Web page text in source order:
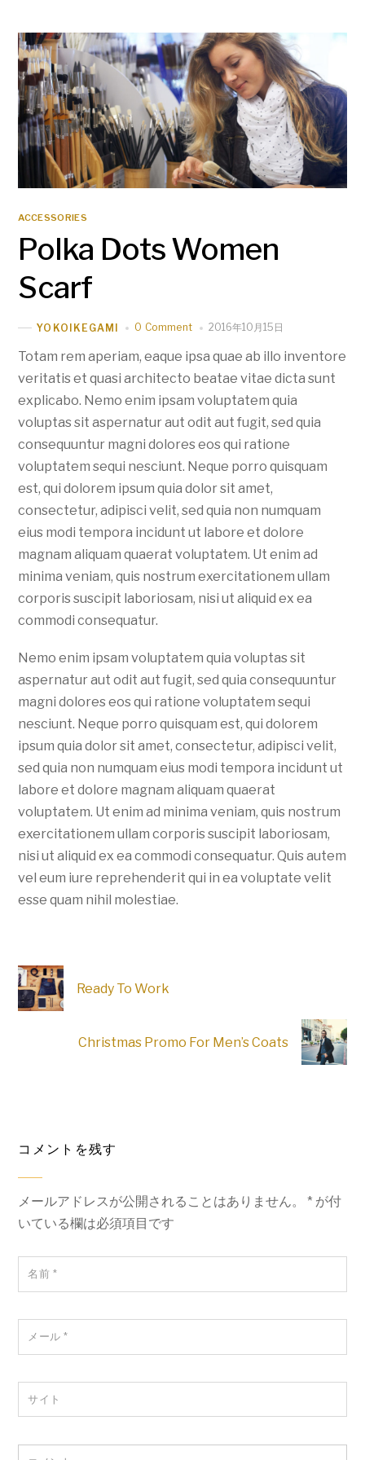
ACCESSORIES
Polka Dots Women
Scarf
YOKOIKEGAMI 0 Comment 2016年10月15日
Totam rem aperiam, eaque ipsa quae ab illo inventore
veritatis et quasi architecto beatae vitae dicta sunt
explicabo. Nemo enim ipsam voluptatem quia
voluptas sit aspernatur aut odit aut fugit, sed quia
consequuntur magni dolores eos qui ratione
voluptatem sequi nesciunt. Neque porro quisquam
est, qui dolorem ipsum quia dolor sit amet,
consectetur, adipisci velit, sed quia non numquam
eius modi tempora incidunt ut labore et dolore
magnam aliquam quaerat voluptatem. Ut enim ad
minima veniam, quis nostrum exercitationem ullam
corporis suscipit laboriosam, nisi ut aliquid ex ea
commodi consequatur.
Nemo enim ipsam voluptatem quia voluptas sit
aspernatur aut odit aut fugit, sed quia consequuntur
magni dolores eos qui ratione voluptatem sequi
nesciunt. Neque porro quisquam est, qui dolorem
ipsum quia dolor sit amet, consectetur, adipisci velit,
sed quia non numquam eius modi tempora incidunt ut
labore et dolore magnam aliquam quaerat
voluptatem. Ut enim ad minima veniam, quis nostrum
exercitationem ullam corporis suscipit laboriosam,
nisi ut aliquid ex ea commodi consequatur. Quis autem
vel eum iure reprehenderit qui in ea voluptate velit
esse quam nihil molestiae.
Ready To Work
Christmas Promo For Men’s Coats
コメントを残す
メールアドレスが公開されることはありません。 * が付
いている欄は必須項目です
名前 *
メール*
サイト